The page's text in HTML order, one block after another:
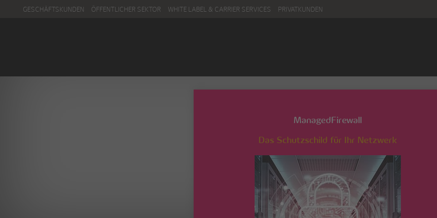
GESCHÄFTSKUNDEN ÖFFENTLICHER SEKTOR WHITE LABEL & CARRIER SERVICES PRIVATKUNDEN
ManagedFirewall
Das Schutzschild für Ihr Netzwerk